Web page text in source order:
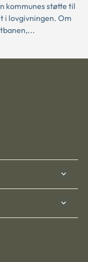
kommunes støtte til
i lovgivningen. Om